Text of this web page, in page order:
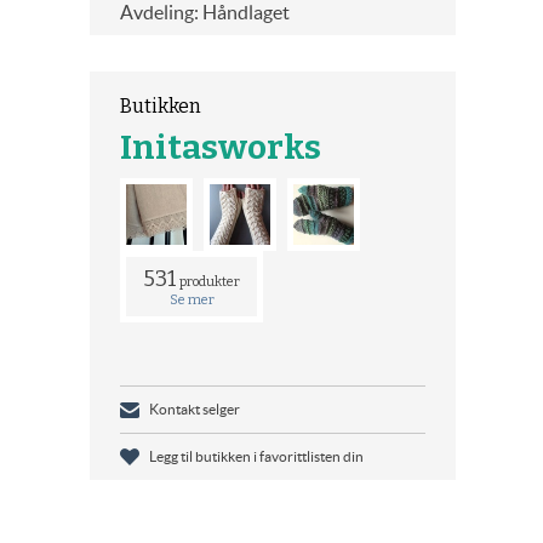
Avdeling: Håndlaget
Butikken
Initasworks
531 produkter
Se mer
Kontakt selger
Legg til butikken i favorittlisten din